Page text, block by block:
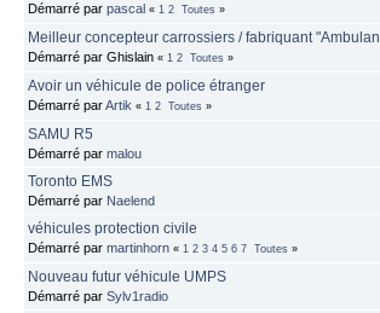
Démarré par pascal « 1 2 Toutes »
Meilleur concepteur carrossiers / fabriquant
Démarré par Ghislain « 1 2 Toutes »
Avoir un véhicule de police étranger
Démarré parArtik « 1 2 Toutes »
SAMU R5
Démarré par malou
Toronto EMS
Démarré par Naelend
véhicules protection civile
Démarré par martinhorn « 1 2 3 4 5 6 7 Toutes »
Nouveau futur véhicule UMPS
Démarré par Sylv1radio